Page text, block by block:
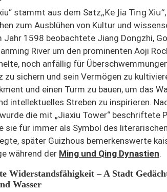
stammt aus dem Satz„Ke Jia Ting Xiu“,
zum Ausblühen von Kultur und
Jahr 1598 beobachtete Jiang Dongzhi,
River um den prominenten Aoji
noch anfällig für
sichern und sein Vermögen zu
und einen Turm zu bauen, um das
intellektuelles Streben zu inspirieren.
die mit „Jiaxiu Tower“ beschriftete
sie für immer als Symbol des
später Guizhous bemerkenswerte
während der Ming und Qing Dynastien.
Widerstandsfähigkeit – AStadt
Wasser